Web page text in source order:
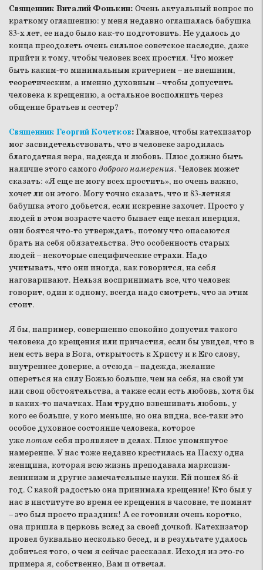
Священник Виталий Фонькин: Очень актуальный вопрос по
краткому оглашению: у меня недавно оглашалась бабушка
83-х лет, ее надо было как-то подготовить. Не удалось до
конца преодолеть очень сильное советское наследие, даже
прийти к тому, чтобы человек всех простил. Что может
быть каким-то минимальным критерием – не внешним,
теоретическим, а именно духовным – чтобы допустить
человека к крещению, а остальное восполнить через
общение братьев и сестер?
Священник Георгий Кочетков: Главное, чтобы катехизатор
мог засвидетельствовать, что в человеке зародилась
благодатная вера, надежда и любовь. Плюс должно быть
наличие этого самого доброго намерения. Человек может
сказать: «Я еще не могу всех простить», но очень важно,
хочет ли он этого. Могу точно сказать, что и 83-летняя
бабушка этого добьется, если искренне захочет. Просто у
людей в этом возрасте часто бывает еще некая инерция,
они боятся что-то утверждать, потому что опасаются
брать на себя обязательства. Это особенность старых
людей – некоторые специфические страхи. Надо
учитывать, что они иногда, как говорится, на себя
наговаривают. Нельзя воспринимать все, что человек
говорит, один к одному, всегда надо смотреть, что за этим
стоит.
Я бы, например, совершенно спокойно допустил такого
человека до крещения или причастия, если бы увидел, что в
нем есть вера в Бога, открытость к Христу и к Его слову,
внутреннее доверие, а отсюда – надежда, желание
опереться на силу Божью больше, чем на себя, на свой ум
или свои обстоятельства, а также если есть любовь, хотя бы
в каких-то начатках. Нам трудно взвешивать любовь, у
кого ее больше, у кого меньше, но она видна, все-таки это
особое духовное состояние человека, которое
ужепотом себя проявляет в делах. Плюс упомянутое
намерение. У нас тоже недавно крестилась на Пасху одна
женщина, которая всю жизнь преподавала марксизм-
ленинизм и другие замечательные науки. Ей пошел 86-й
год. С какой радостью она принимала крещение! Кто был у
нас в институте во время ее крещения в часовне, те помнят
– это был просто праздник! А ее готовили очень коротко,
она пришла в церковь вслед за своей дочкой. Катехизатор
провел буквально несколько бесед, и в результате удалось
добиться того, о чем я сейчас рассказал. Исходя из это-го
примера я, собственно, Вам и отвечал.